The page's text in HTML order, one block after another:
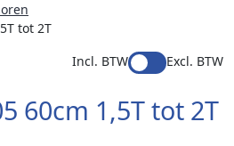
tot 2T
Incl. BTW
Excl. BTW
60cm 1,5T tot 2T